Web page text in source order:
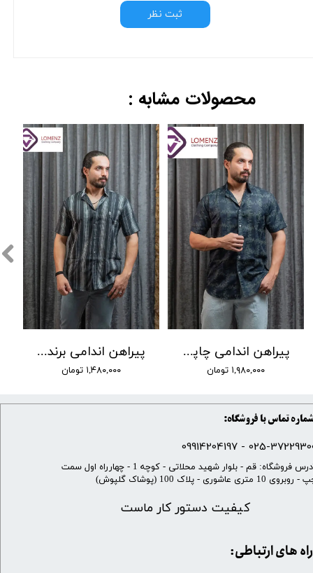
ثبت نظر
پیراهن اندامی برند Lw کد 01
۱,۴۸۰,۰۰۰ تومان
پیراهن اندامی چاپی برند LW کد 04
۱,۹۸۰,۰۰۰ تومان
محصولات مشابه :
شماره تماس با فروشگاه:
025-37229300 -
کیفیت دستور کار ماست
​آدرس فروشگاه: قم - بلوار شهید محلاتی - کوچه 1 - چهارراه اول سمت
10 متری عاشوری - پلاک 100 (پوشاک گلپوش)
​​راه های ارتباطی: